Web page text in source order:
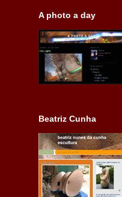
A photo a day
Beatriz Cunha